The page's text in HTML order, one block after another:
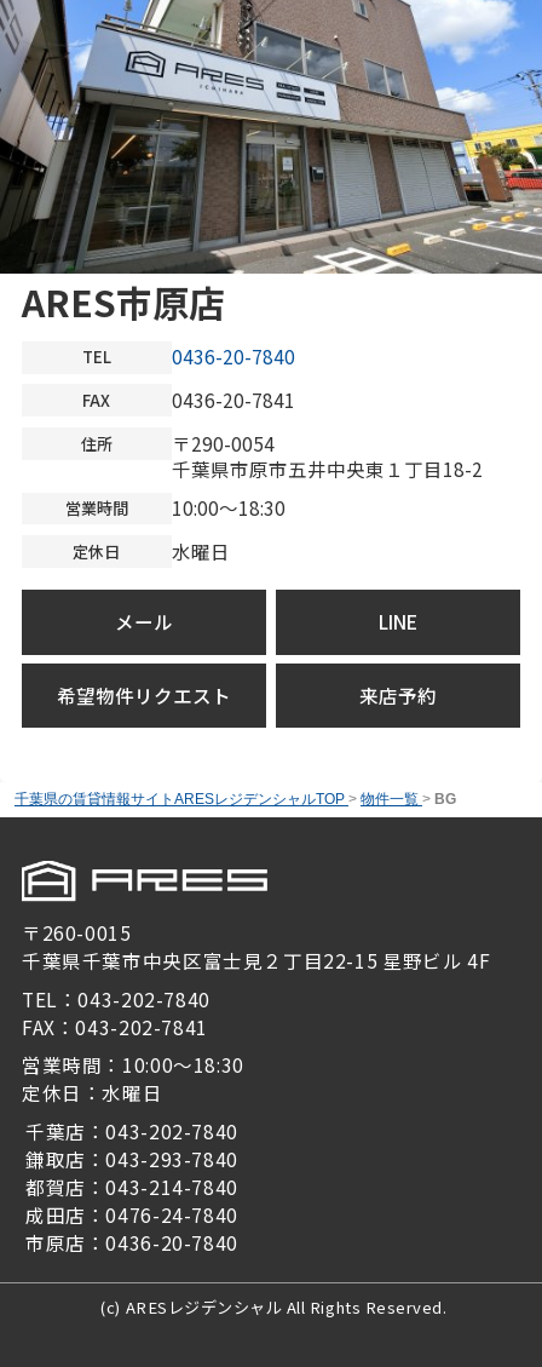
ARES市原店
TEL 0436-20-7840
FAX 0436-20-7841
住所
〒290-0054
千葉県市原市五井中央東１丁目18-2
営業時間 10:00～18:30
定休日 水曜日
メール LINE
希望物件リクエスト 来店予約
千葉県の賃貸情報サイトARESレジデンシャルTOP > 物件一覧 > BG
〒260-0015
千葉県千葉市中央区富士見２丁目22-15 星野ビル 4F
TEL：043-202-7840
FAX：043-202-7841
営業時間：10:00～18:30
定休日：水曜日
千葉店：043-202-7840
鎌取店：043-293-7840
都賀店：043-214-7840
成田店：0476-24-7840
市原店：0436-20-7840
(c) ARESレジデンシャル All Rights Reserved.